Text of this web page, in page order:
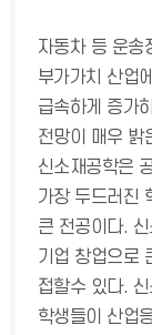
자동차 등 운송
부가가치 산업
급속하게 증가
전망이 매우 밝
신소재공학은
가장 두드러진
큰 전공이다.
기업 창업으로
접할수 있다.
학생들이 산업